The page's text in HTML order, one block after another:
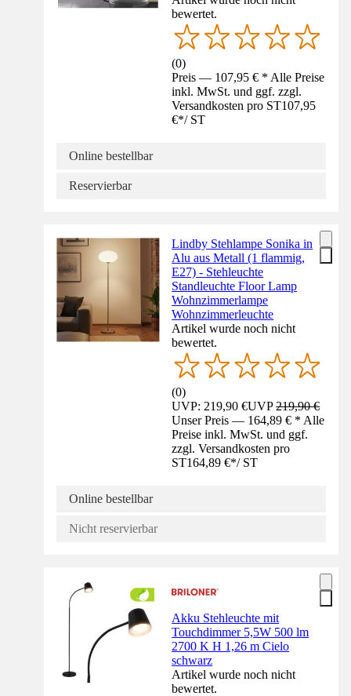
bewertet.
(0)
Preis — 107,95 € * Alle Preise
inkl. MwSt. und ggf. zzgl.
Versandkosten pro ST107,95
€*/ ST
Online bestellbar
Reservierbar
Lindby Stehlampe Sonika in
Alu aus Metall (1 flammig,
E27) - Stehleuchte
Standleuchte Floor Lamp
Wohnzimmerlampe
Wohnzimmerleuchte
Artikel wurde noch nicht
bewertet.
(0)
UVP: 219,90 €UVP219,90 €
Unser Preis — 164,89 € * Alle
Preise inkl. MwSt. und ggf.
zzgl. Versandkosten pro
ST164,89 €*/ ST
Online bestellbar
Nicht reservierbar
Akku Stehleuchte mit
Touchdimmer 5,5W 500 lm
2700 K H 1,26 m Cielo
schwarz
Artikel wurde noch nicht
bewertet.